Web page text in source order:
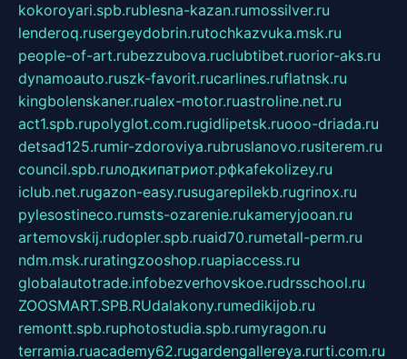
kokoroyari.spb.rublesna-kazan.rumossilver.ru
lenderoq.rusergeydobrin.rutochkazvuka.msk.ru
people-of-art.rubezzubova.ruclubtibet.ruorior-aks.ru
dynamoauto.ruszk-favorit.rucarlines.ruflatnsk.ru
kingbolenskaner.rualex-motor.ruastroline.net.ru
act1.spb.rupolyglot.com.rugidlipetsk.ruooo-driada.ru
detsad125.rumir-zdoroviya.rubruslanovo.rusiterem.ru
council.spb.ruлодкипатриот.рфkafekolizey.ru
iclub.net.rugazon-easy.rusugarepilekb.rugrinox.ru
pylesostineco.rumsts-ozarenie.rukameryjooan.ru
artemovskij.rudopler.spb.ruaid70.rumetall-perm.ru
ndm.msk.ruratingzooshop.ruapiaccess.ru
globalautotrade.infobezverhovskoe.rudrsschool.ru
ZOOSMART.SPB.RUdalakony.rumedikijob.ru
remontt.spb.ruphotostudia.spb.rumyragon.ru
terramia.ruacademy62.rugardengallereya.rurti.com.ru